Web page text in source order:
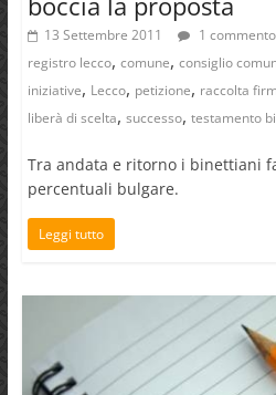
13 Settembre 2011 1 commento
registro lecco, comune, consiglio
iniziative, Lecco, petizione, raccolta
liberà di scelta, successo, testamento
Tra andata e ritorno i binettiani
percentuali bulgare.
Leggi tutto